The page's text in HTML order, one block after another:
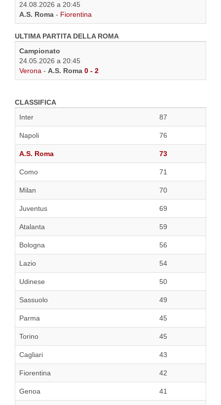
24.08.2026 a 20:45
A.S. Roma - Fiorentina
ULTIMA PARTITA DELLA ROMA
Campionato
24.05.2026 a 20:45
Verona - A.S. Roma 0 - 2
CLASSIFICA
Inter
87
Napoli 76
A.S. Roma 73
Como 71
Milan 70
Juventus 69
Atalanta 59
Bologna 56
Lazio 54
Udinese 50
Sassuolo 49
Parma 45
Torino 45
Cagliari 43
Fiorentina 42
Genoa 41